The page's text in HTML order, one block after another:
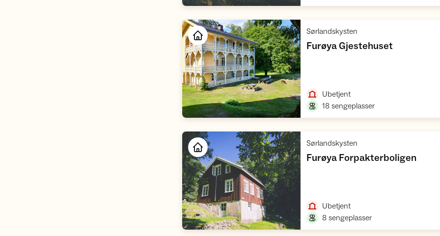
Sørlandskysten,
Furøya Gjestehuset,
Ubetjent,
18 sengeplasser,
Sørlandskysten,
Furøya Forpakterboligen,
Ubetjent,
8 sengeplasser,